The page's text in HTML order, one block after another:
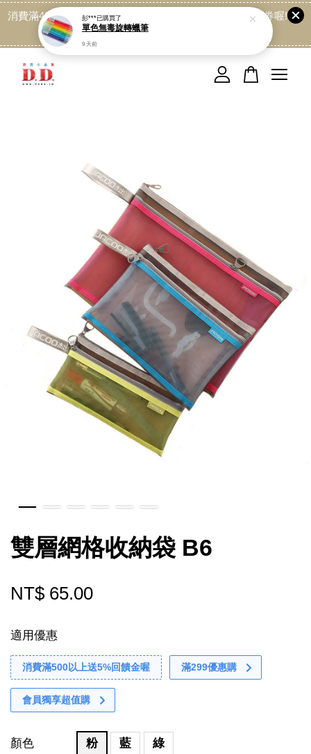
消費滿499免運喔, 記得加LINE:@dede168 領取專屬折扣券喔!
點我
雙層網格收納袋 B6
NT$ 65.00
適用優惠
消費滿500以上送5%回饋金喔 滿299優惠購
會員獨享超值購
顏色 粉 藍 綠
您的購物車目前還是空的。
單色無毒旋轉蠟筆
9 天前